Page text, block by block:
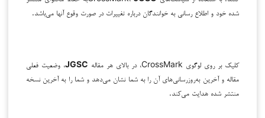
شده خود و اطلاع رسانی به خوانندگان درباره تغییرات در صورت وقوع آنها می‌باشد.
کلیک بر روی لوگوی CrossMark، در بالای هر مقاله JGSC، وضعیت فعلی
مقاله و آخرین به‌روزرسانی‌های آن را به شما نشان می‌دهد و شما را به آخرین نسخه
منتشر شده هدایت می‌کند.